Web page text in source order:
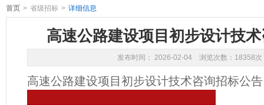
首页 > 省级招标 > 详细信息
高速公路建设项目初步设计技
发布时间： 2026-02-04 浏览次数：18358次
高速公路建设项目初步设计技术咨询招标公告